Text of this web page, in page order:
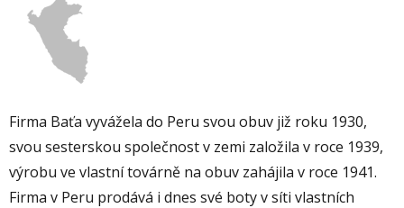
Firma Baťa vyvážela do Peru svou obuv již roku 1930,
svou sesterskou společnost v zemi založila v roce 1939,
výrobu ve vlastní továrně na obuv zahájila v roce 1941.
Firma v Peru prodává i dnes své boty v síti vlastních